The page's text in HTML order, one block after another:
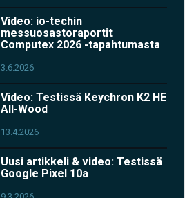
Video: io-techin
messuosastoraportit
Computex 2026 -tapahtumasta
3.6.2026
Video: Testissä Keychron K2 HE
All-Wood
13.4.2026
Uusi artikkeli & video: Testissä
Google Pixel 10a